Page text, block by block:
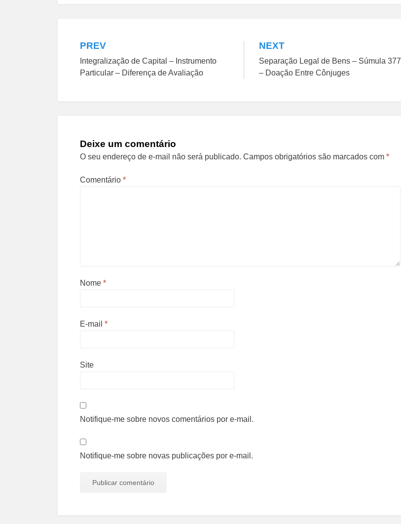
Navegação
de
PREV
Integralização de Capital – Instrumento
Particular – Diferença de Avaliação
NEXT
Separação Legal de Bens – Súmula 377
– Doação Entre Cônjuges
Deixe um comentário
O seu endereço de e-mail não será publicado. Campos obrigatórios são marcados com *
Comentário *
Nome *
E-mail *
Site
Notifique-me sobre novos comentários por e-mail.
Notifique-me sobre novas publicações por e-mail.